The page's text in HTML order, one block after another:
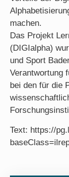
machen.
Das Projekt
(DIGIalpha)
und Sport
Verantwortung
bei den für die
Text: https://